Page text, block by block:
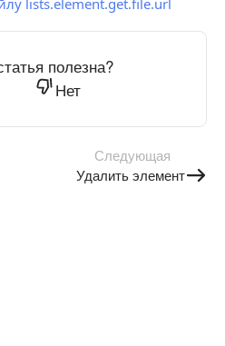
lists.element.get.file.url
полезна?
Нет
Следующая
Удалить элемент